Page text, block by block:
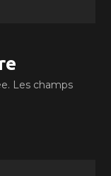
Les champs